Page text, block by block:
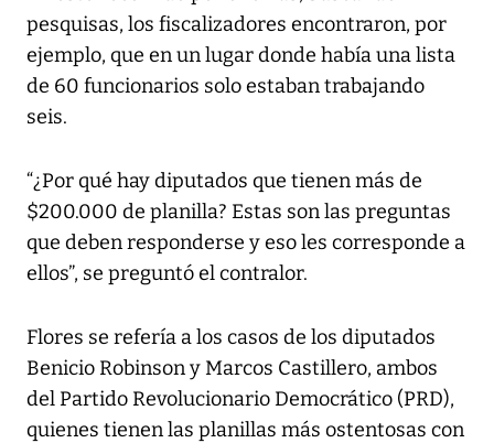
pesquisas, los fiscalizadores encontraron, por
ejemplo, que en un lugar donde había una lista
de 60 funcionarios solo estaban trabajando
seis.
“¿Por qué hay diputados que tienen más de
$200.000 de planilla? Estas son las preguntas
que deben responderse y eso les corresponde a
ellos”, se preguntó el contralor.
Flores se refería a los casos de los diputados
Benicio Robinson y Marcos Castillero, ambos
del Partido Revolucionario Democrático (PRD),
quienes tienen las planillas más ostentosas con